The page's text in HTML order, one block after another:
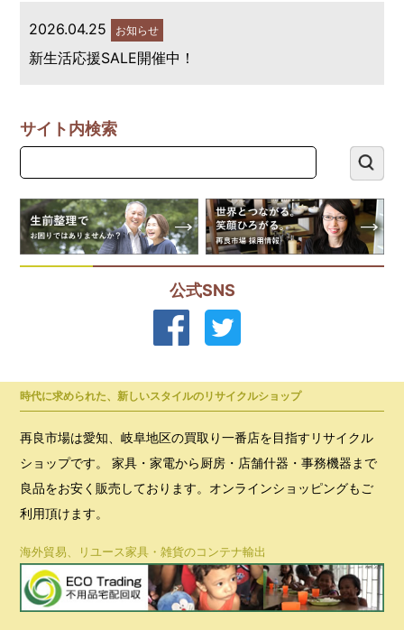
2026.04.25 お知らせ
新生活応援SALE開催中！
サイト内検索
公式SNS
時代に求められた、新しいスタイルのリサイクルショップ
再良市場は愛知、岐阜地区の買取り一番店を目指すリサイクル
ショップです。 家具・家電から厨房・店舗什器・事務機器まで
良品をお安く販売しております。オンラインショッピングもご
利用頂けます。
海外貿易、リユース家具・雑貨のコンテナ輸出